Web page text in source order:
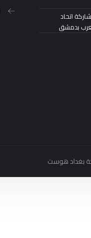
اتحاد
بدمشق
بغداد هوست